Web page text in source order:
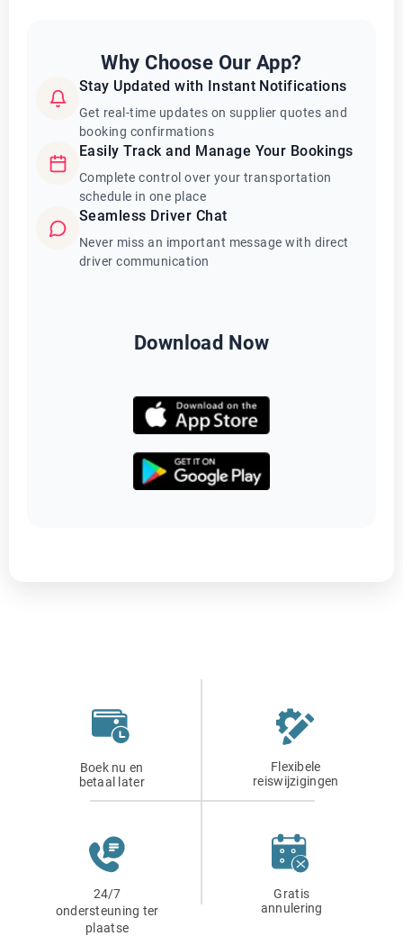
Why Choose Our App?
Stay Updated with Instant Notifications
Get real-time updates on supplier quotes and
booking confirmations
Easily Track and Manage Your Bookings
Complete control over your transportation
schedule in one place
Seamless Driver Chat
Never miss an important message with direct
driver communication
Download Now
Boek nu en
betaal later
Flexibele
reiswijzigingen
Gratis
annulering
24/7
ondersteuning ter
plaatse